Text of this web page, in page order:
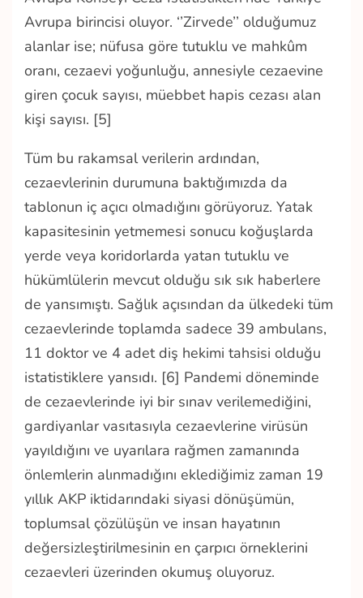
Avrupa birincisi oluyor. ‘’Zirvede’’ olduğumuz
alanlar ise; nüfusa göre tutuklu ve mahkûm
oranı, cezaevi yoğunluğu, annesiyle cezaevine
giren çocuk sayısı, müebbet hapis cezası alan
kişi sayısı. [5]
Tüm bu rakamsal verilerin ardından,
cezaevlerinin durumuna baktığımızda da
tablonun iç açıcı olmadığını görüyoruz. Yatak
kapasitesinin yetmemesi sonucu koğuşlarda
yerde veya koridorlarda yatan tutuklu ve
hükümlülerin mevcut olduğu sık sık haberlere
de yansımıştı. Sağlık açısından da ülkedeki tüm
cezaevlerinde toplamda sadece 39 ambulans,
11 doktor ve 4 adet diş hekimi tahsisi olduğu
istatistiklere yansıdı. [6] Pandemi döneminde
de cezaevlerinde iyi bir sınav verilemediğini,
gardiyanlar vasıtasıyla cezaevlerine virüsün
yayıldığını ve uyarılara rağmen zamanında
önlemlerin alınmadığını eklediğimiz zaman 19
yıllık AKP iktidarındaki siyasi dönüşümün,
toplumsal çözülüşün ve insan hayatının
değersizleştirilmesinin en çarpıcı örneklerini
cezaevleri üzerinden okumuş oluyoruz.